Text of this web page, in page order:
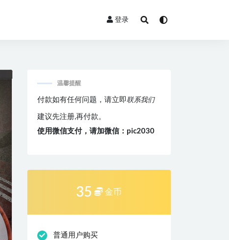
登录
温馨提醒
付款如有任何问题，请立即联系我们
建议先注册,再付款。
使用微信支付，请加微信：pic2030
35 金币
普通用户购买